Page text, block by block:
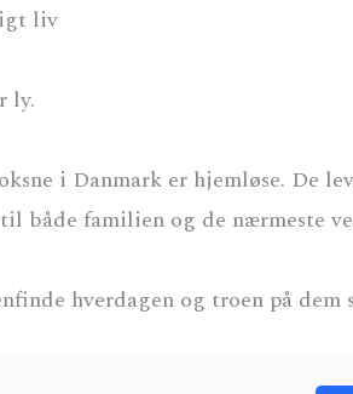
blandt Hjemløse
liv
ly.
i Danmark er hjemløse. De
både familien og de nærmeste
hverdagen og troen på dem